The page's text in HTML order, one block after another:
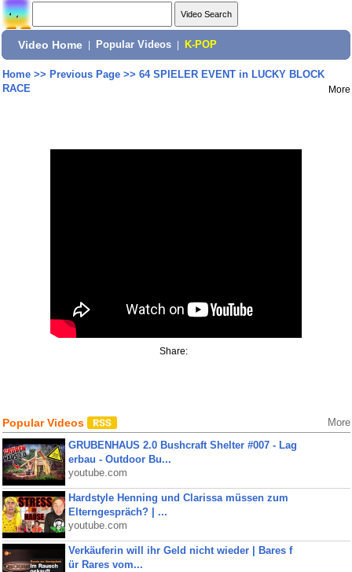
Video Home Popular Videos K-POP
Home>> Previous Page>> 64 SPIELER EVENT in LUCKY BLOCK
RACE
More
Share:
Popular Videos More
GRUBENHAUS 2.0 Bushcraft Shelter #007 - Lag
erbau - Outdoor Bu...
youtube.com
Hardstyle Henning und Clarissa müssen zum
Elterngespräch? | ...
youtube.com
Verkäuferin will ihr Geld nicht wieder | Bares f
ür Rares vom...